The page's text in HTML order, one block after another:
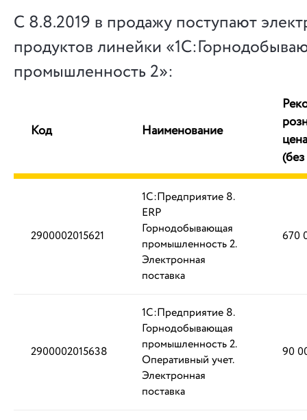
С 8.8.2019 в продажу поступают
продуктов линейки
промышленность 2»:
Код Наименование
2900002015621
1С:Предприятие 8.
ERP
Горнодобывающая
промышленность 2.
Электронная
поставка
670
2900002015638
1С:Предприятие 8.
Горнодобывающая
промышленность 2.
Оперативный учет.
Электронная
поставка
90